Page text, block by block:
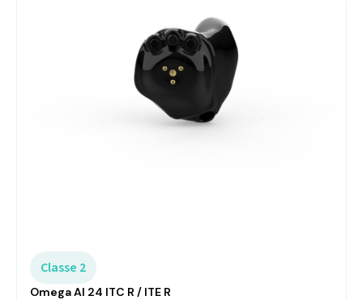
Classe 2
Omega AI 24 ITC R / ITE R